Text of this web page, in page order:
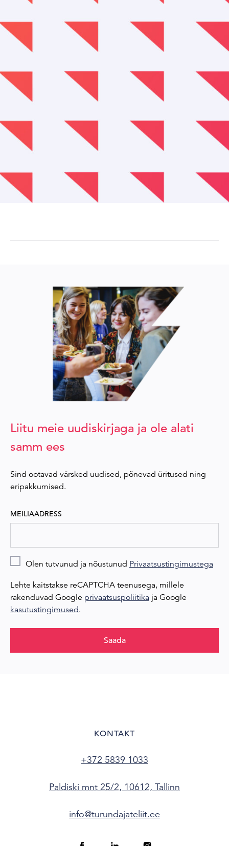
Liitu meie uudiskirjaga ja ole alati
samm ees
Sind ootavad värsked uudised, põnevad üritused ning
eripakkumised.
MEILIAADRESS
Olen tutvunud ja nõustunud Privaatsustingimustega
Lehte kaitstakse reCAPTCHA teenusega, millele
rakenduvad Google privaatsuspoliitika ja Google
kasutustingimused.
Saada
KONTAKT
+372 5839 1033
Paldiski mnt 25/2, 10612, Tallinn
info@turundajateliit.ee